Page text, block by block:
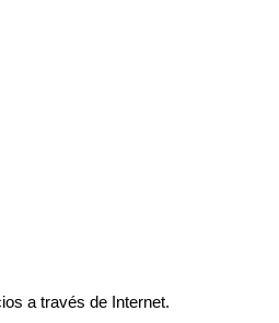
a través de Internet.